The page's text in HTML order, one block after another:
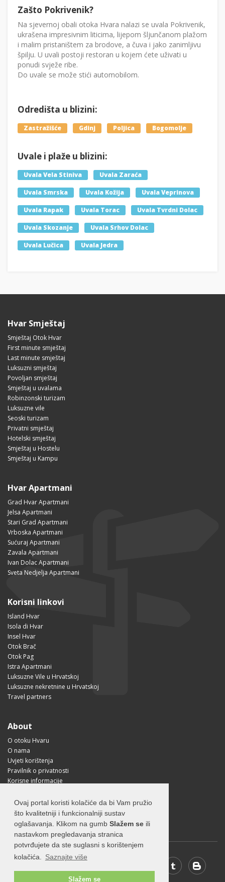
Ovaj portal koristi kolačiće da bi Vam pružio
što kvalitetniji i funkcionalniji sustav
oglašavanja. Klikom na gumb Slažem se ili
nastavkom pregledavanja stranica
potvrđujete da ste suglasni s korištenjem
kolačića.
Saznajte više
Slažem se
Zašto Pokrivenik?
Na sjevernoj obali otoka Hvara nalazi se uvala Pokrivenik,
ukrašena impresivnim liticima, lijepom šljunčanom plažom
i malim pristaništem za brodove, a čuva i jako zanimljivu
špilju. U uvali postoji restoran u kojem ćete uživati u
ponudi svježe ribe.
Do uvale se može stići automobilom.
Odredišta u blizini:
Zastražišće Gdinj Poljica Bogomolje
Uvale i plaže u blizini:
Uvala Vela Stiniva Uvala Zaraća
Uvala Smrska Uvala Kožija Uvala Veprinova
Uvala Rapak Uvala Torac Uvala Tvrdni Dolac
Uvala Skozanje Uvala Srhov Dolac
Uvala Lučica Uvala Jedra
Hvar Smještaj
Smještaj Otok Hvar
First minute smještaj
Last minute smještaj
Luksuzni smještaj
Povoljan smještaj
Smještaj u uvalama
Robinzonski turizam
Luksuzne vile
Seoski turizam
Privatni smještaj
Hotelski smještaj
Smještaj u Hostelu
Smještaj u Kampu
Hvar Apartmani
Grad Hvar Apartmani
Jelsa Apartmani
Stari Grad Apartmani
Vrboska Apartmani
Sućuraj Apartmani
Zavala Apartmani
Ivan Dolac Apartmani
Sveta Nedjelja Apartmani
Korisni linkovi
Island Hvar
Isola di Hvar
Insel Hvar
Otok Brač
Otok Pag
Istra Apartmani
Luksuzne Vile u Hrvatskoj
Luksuzne nekretnine u Hrvatskoj
Travel partners
About
O otoku Hvaru
O nama
Uvjeti korištenja
Pravilnik o privatnosti
Korisne informacije
Free Mobile App
Visit Croatia